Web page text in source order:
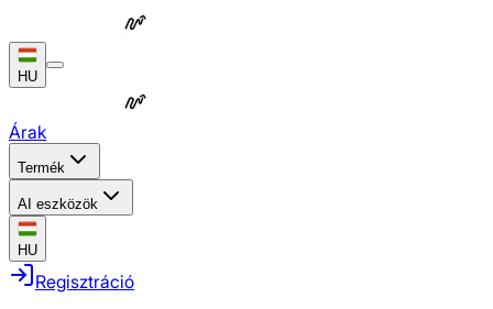
HU
Árak
Termék
AI eszközök
HU
Regisztráció